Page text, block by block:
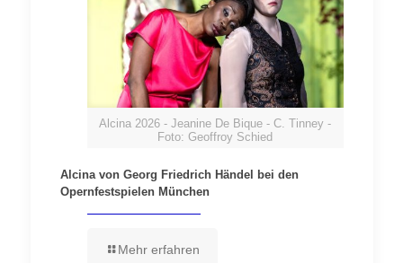
Alcina 2026 - Jeanine De Bique - C. Tinney -
Foto: Geoffroy Schied
Alcina von Georg Friedrich Händel bei den
Opernfestspielen München
Mehr erfahren